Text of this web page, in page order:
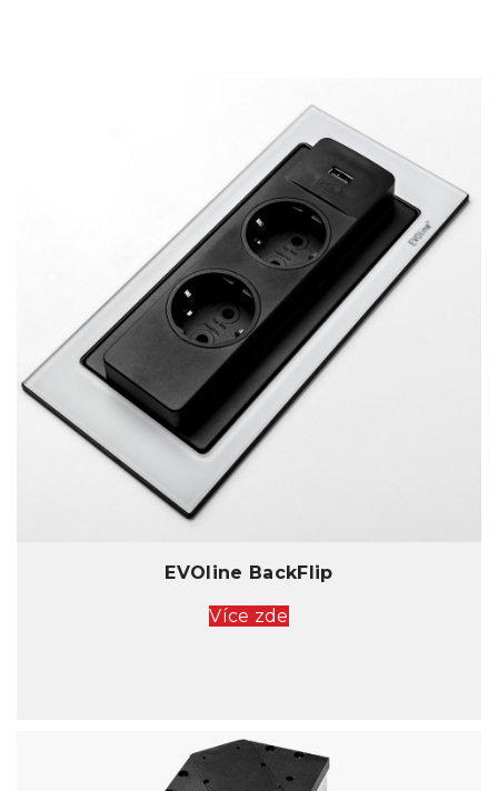
EVOline BackFlip
Více zde